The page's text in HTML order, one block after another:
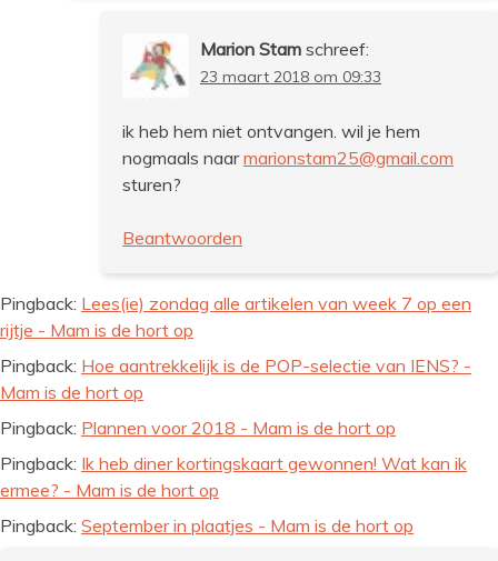
Marion Stam schreef:
23 maart 2018 om 09:33
ik heb hem niet ontvangen. wil je hem
nogmaals naarmarionstam25@gmail.com
sturen?
Beantwoorden
Pingback: Lees(ie) zondag alle artikelen van week 7 op een
rijtje - Mam is de hort op
Pingback: Hoe aantrekkelijk is de POP-selectie van IENS? -
Mam is de hort op
Pingback: Plannen voor 2018 - Mam is de hort op
Pingback: Ik heb diner kortingskaart gewonnen! Wat kan ik
ermee? - Mam is de hort op
Pingback: September in plaatjes - Mam is de hort op